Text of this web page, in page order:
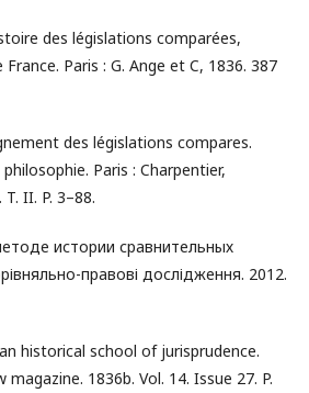
des législations comparées,
Paris : G. Ange et C, 1836. 387
des législations compares.
Paris : Charpentier,
II. P. 3–88.
истории сравнительных
правові дослідження. 2012.
historical school of jurisprudence.
1836b. Vol. 14. Issue 27. P.